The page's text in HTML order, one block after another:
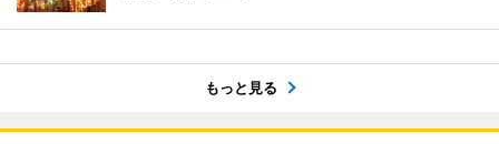
もっと見る